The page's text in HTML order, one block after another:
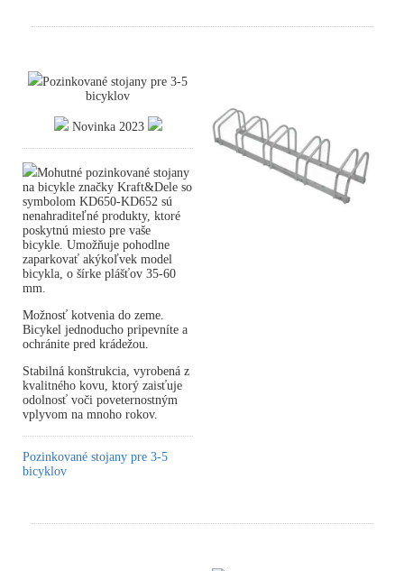
Pozinkované stojany pre 3-5
bicyklov
Novinka 2023
Mohutné pozinkované stojany
na bicykle značky Kraft&Dele so
symbolom KD650-KD652 sú
nenahraditeľné produkty, ktoré
poskytnú miesto pre vaše
bicykle. Umožňuje pohodlne
zaparkovať akýkoľvek model
bicykla, o šírke plášťov 35-60
mm.
Možnosť kotvenia do zeme.
Bicykel jednoducho pripevníte a
ochránite pred krádežou.
Stabilná konštrukcia, vyrobená z
kvalitného kovu, ktorý zaisťuje
odolnosť voči poveternostným
vplyvom na mnoho rokov.
Pozinkované stojany pre 3-5
bicyklov